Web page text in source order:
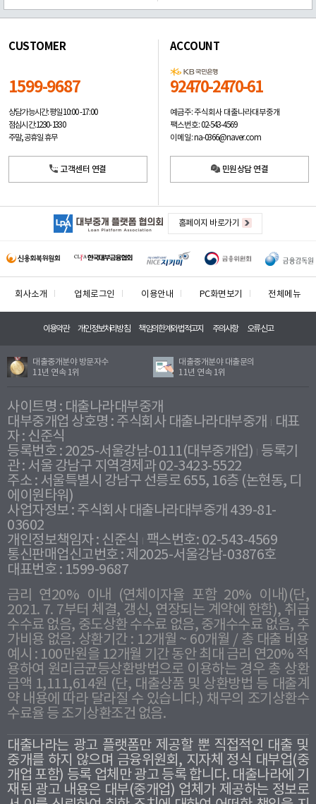
CUSTOMER
1599-9687
상담가능시간: 평일10:00 -17:00
점심시간: 12:30 - 13:30
주말, 공휴일 휴무
고객센터 연결
ACCOUNT
92470-2470-61
예금주: 주식회사 대출나라대부중개
팩스번호: 02-543-4569
이메일: na-0366@naver.com
민원상담 연결
홈페이지 바로가기
회사소개 업체로그인 이용안내 PC화면보기 전체메뉴
이용약관 개인정보처리방침 책임의한계와법적고지 주의사항 오류신고
대출중개분야 방문자수
11년 연속 1위
대출중개분야 대출문의
11년 연속 1위
사이트명 : 대출나라대부중개
대부중개업 상호명 : 주식회사 대출나라대부중개
대표
자 : 신준식
등록번호 : 2025-서울강남-0111(대부중개업) 등록기
관 : 서울 강남구 지역경제과 02-3423-5522
주소 : 서울특별시 강남구 선릉로 655, 16층 (논현동, 디
에이원타워)
사업자정보 : 주식회사 대출나라대부중개 439-81-
03602
개인정보책임자 : 신준식
팩스번호: 02-543-4569
통신판매업신고번호 : 제2025-서울강남-03876호
대표번호 : 1599-9687
금리 연20% 이내 (연체이자율 포함 20% 이내)(단,
2021. 7. 7부터 체결, 갱신, 연장되는 계약에 한함), 취급
수수료 없음, 중도상환 수수료 없음, 중개수수료 없음, 추
가비용 없음. 상환기간 : 12개월 ~ 60개월 / 총 대출 비용
예시 : 100만원을 12개월 기간 동안 최대 금리 연20% 적
용하여 원리금균등상환방법으로 이용하는 경우 총 상환
금액 1,111,614원 (단, 대출상품 및 상환방법 등 대출계
약 내용에 따라 달라질 수 있습니다.) 채무의 조기상환수
수료율 등 조기상환조건 없음.
대출나라는 광고 플랫폼만 제공할 뿐 직접적인 대출 및
중개를 하지 않으며 금융위원회, 지자체 정식 대부업(중
개업 포함) 등록 업체만 광고 등록 합니다. 대출나라에 기
재된 광고 내용은 대부(중개업) 업체가 제공하는 정보로